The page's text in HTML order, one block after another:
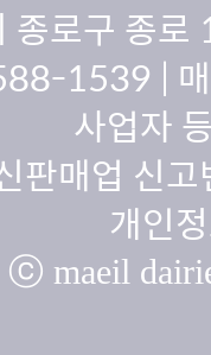
종로구 종
1539 |
사업자
판매업 신
개인
ⓒ maeil